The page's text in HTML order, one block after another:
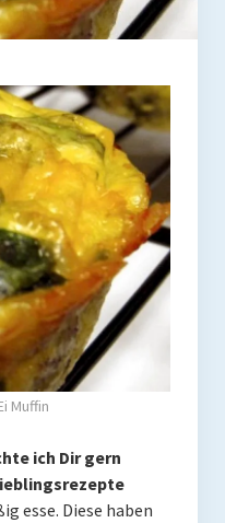
Muffin
ich Dir gern
esse. Diese haben